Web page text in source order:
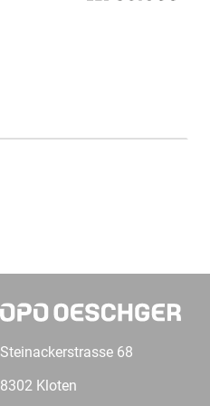
Steinackerstrasse 68
8302 Kloten